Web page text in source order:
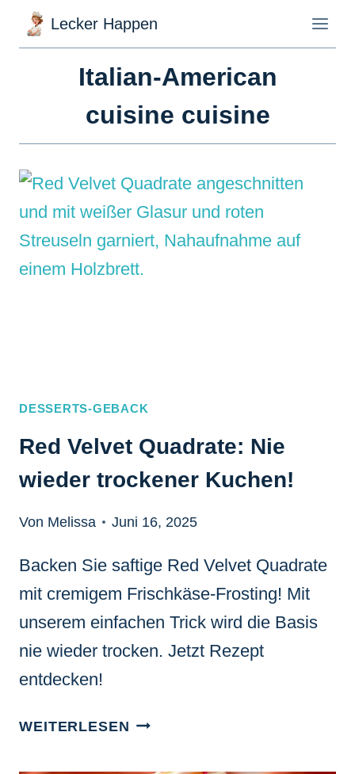
Zum
Inhalt
Lecker Happen
Italian-American
cuisine cuisine
DESSERTS-GEBACK
Red Velvet Quadrate: Nie
wieder trockener Kuchen!
Von Melissa Juni 16, 2025
Backen Sie saftige Red Velvet Quadrate
mit cremigem Frischkäse-Frosting! Mit
unserem einfachen Trick wird die Basis
nie wieder trocken. Jetzt Rezept
entdecken!
WEITERLESEN RED